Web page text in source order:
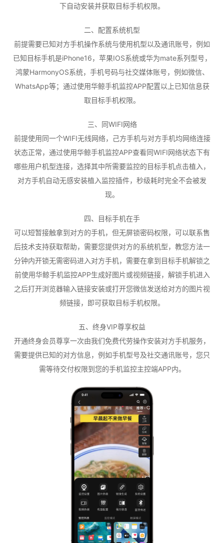
下自动安装并获取目标手机权限。
二、配置系统机型
前提需要已知对方手机操作系统与使用机型以及通讯账号，例如
已知目标手机是iPhone16，苹果IOS系统或华为mate系列型号，
鸿蒙HarmonyOS系统，手机号码与社交媒体账号，例如微信、
WhatsApp等；通过使用华鲸手机监控APP配置以上已知信息获
取目标手机权限。
三、同WIFI网络
前提使用同一个WIFI无线网络，己方手机与对方手机均网络连接
状态正常，通过使用华鲸手机监控APP查看同WIFI网络状态下有
哪些用户机型连接，选择其中所需要监控的目标手机点击植入，
对方手机自动无感安装植入监控插件，秒级耗时完全不会被发
现。
四、目标手机在手
可以短暂接触拿到对方的手机，但无屏锁密码权限，可以联系售
后技术支持获取帮助，需要您提供对方的系统机型，教您方法一
分钟内开锁无需密码进入对方手机，需要在拿到目标手机解锁之
前使用华鲸手机监控APP生成好图片或视频链接，解锁手机进入
之后打开浏览器输入链接安装或打开您微信发送给对方的图片视
频链接，即可获取目标手机权限。
五、终身VIP尊享权益
开通终身会员尊享一次由我们免费代劳操作安装对方手机服务，
需要提供已知的对方信息，例如手机型号及社交通讯账号，您只
需等待交付权限到您的手机监控主控端APP内。